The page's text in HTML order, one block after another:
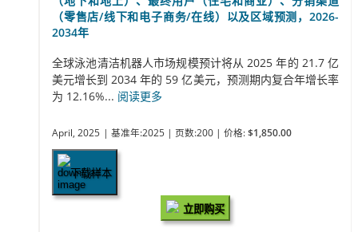
（零售店/线下和电子商务/在线）以及区域预测，2026-
2034年
全球泳池清洁机器人市场规模预计将从 2025 年的 21.7 亿
美元增长到 2034 年的 59 亿美元，预测期内复合年增长率
为 12.16%... 阅读更多
April, 2025 | 基准年:2025 | 页数:200 | 价格: $1,850.00
下载样本
立即购买